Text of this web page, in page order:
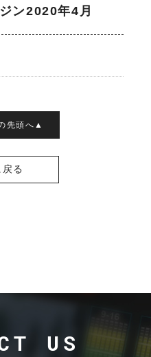
ン2020年4月
先頭へ▲
る
US